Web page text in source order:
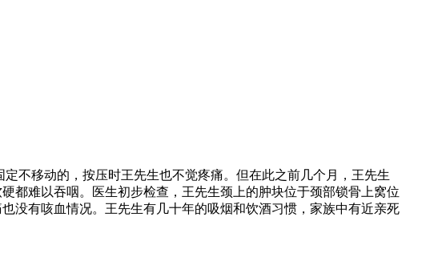
不移动的，按压时王先生也不觉疼痛。但在此之前几个月，王先生
都难以吞咽。医生初步检查，王先生颈上的肿块位于颈部锁骨上窝位
没有咳血情况。王先生有几十年的吸烟和饮酒习惯，家族中有近亲死